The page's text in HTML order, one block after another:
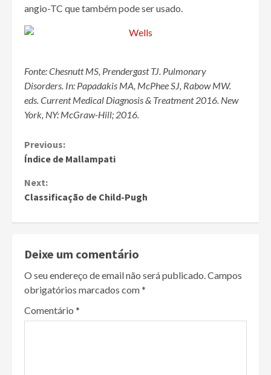
angio-TC que também pode ser usado.
Fonte:Chesnutt MS, Prendergast TJ. Pulmonary
Disorders. In: Papadakis MA, McPhee SJ, Rabow MW.
eds.Current Medical Diagnosis & Treatment 2016. New
York, NY: McGraw-Hill; 2016.
Continue
Previous:
Índice de Mallampati
Next:
Classificação de Child-Pugh
Deixe um comentário
O seu endereço de email não será publicado.Campos
obrigatórios marcados com*
Comentário *